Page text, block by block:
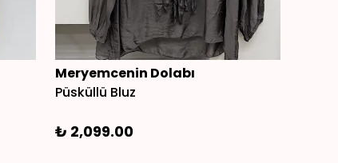
Meryemcenin Dolabı
Püsküllü Bluz
₺ 2,099.00